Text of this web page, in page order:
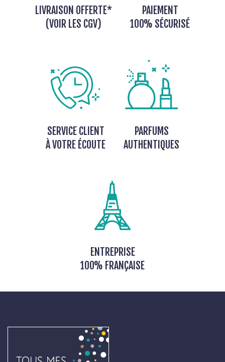
LIVRAISON OFFERTE*
(VOIR LES CGV)
PAIEMENT
100% SÉCURISÉ
SERVICE CLIENT
À VOTRE ÉCOUTE
PARFUMS
AUTHENTIQUES
ENTREPRISE
100% FRANÇAISE